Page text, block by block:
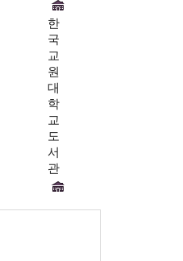
한
국
교
원
대
학
교
도
서
관